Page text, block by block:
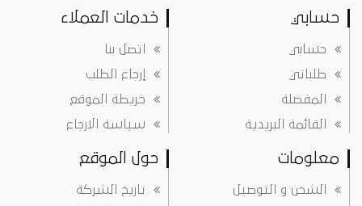
حسابي
حسابي
طلباتي
المفضلة
القائمة البريدية
خدمات العملاء
اتصل بنا
إرجاع الطلب
خريطة الموقع
سياسة الارجاع
معلومات
الشحن و التوصيل
حول الموقع
تاريخ الشركة